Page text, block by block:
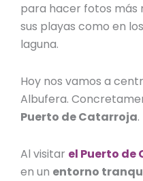
para hacer fotos más
sus playas como en
laguna.
Hoy nos vamos a
Albufera.
Puerto de Catarroja.
Al visitar el Puerto
en un entorno